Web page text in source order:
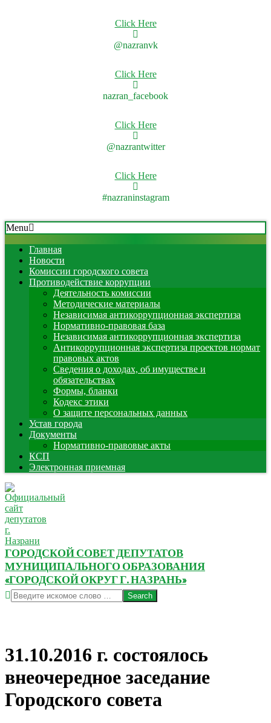
Click Here
@nazranvk
Click Here
nazran_facebook
Click Here
@nazrantwitter
Click Here
#nazraninstagram
Skip
to
content
Secondary
Navigation
Menu
Menu
Главная
Новости
Комиссии городского совета
Противодействие коррупции
Деятельность комиссии
Методические материалы
Независимая антикоррупционная экспертиза
Нормативно-правовая база
Независимая антикоррупционная экспертиза
Антикоррупционная экспертиза проектов нормат
правовых актов
Сведения о доходах, об имуществе и
обязательствах
Формы, бланки
Кодекс этики
О защите персональных данных
Устав города
Документы
Нормативно-правовые акты
КСП
Электронная приемная
ГОРОДСКОЙ СОВЕТ ДЕПУТАТОВ
МУНИЦИПАЛЬНОГО ОБРАЗОВАНИЯ
«ГОРОДСКОЙ ОКРУГ Г. НАЗРАНЬ»
Search
31.10.2016 г. состоялось
внеочередное заседание
Городского совета